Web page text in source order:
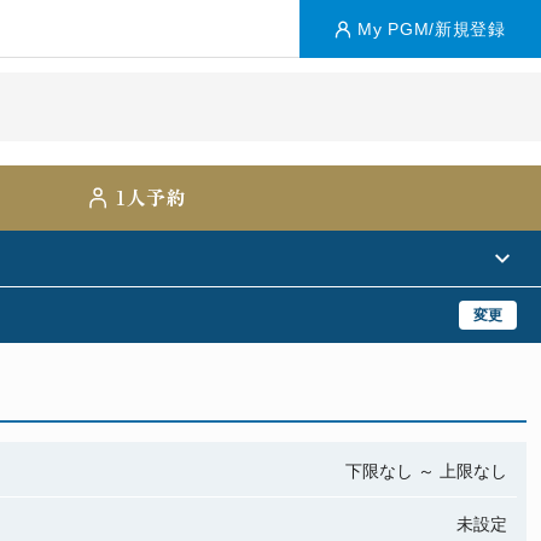
My PGM/新規登録
1人予約
変更
下限なし ～ 上限なし
未設定